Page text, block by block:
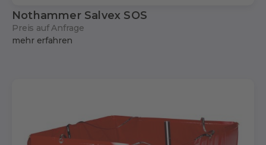
Nothammer Salvex SOS
Preis auf Anfrage
mehr erfahren